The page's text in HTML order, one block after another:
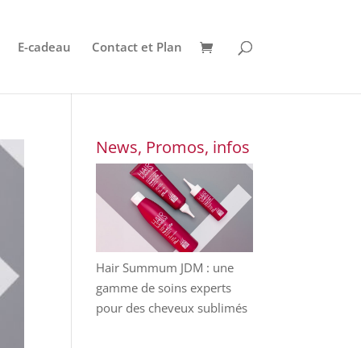
E-cadeau Contact et Plan
News, Promos, infos
Hair Summum JDM : une
gamme de soins experts
pour des cheveux sublimés